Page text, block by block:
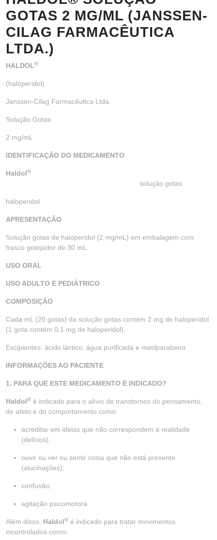
GOTAS 2 MG/ML (JANSSEN-
CILAG FARMACÊUTICA
LTDA.)
HALDOL®
(haloperidol)
Janssen-Cilag Farmacêutica Ltda.
Solução Gotas
2 mg/mL
IDENTIFICAÇÃO DO MEDICAMENTO
Haldol®
solução gotas
haloperidol
APRESENTAÇÃO
Solução gotas de haloperidol (2 mg/mL) em embalagem com
frasco gotejador de 30 mL.
USO ORAL
USO ADULTO E PEDIÁTRICO
COMPOSIÇÃO
Cada mL (20 gotas) da solução gotas contém 2 mg de haloperidol
(1 gota contém 0,1 mg de haloperidol).
Excipientes: ácido láctico, água purificada e metilparabeno.
INFORMAÇÕES AO PACIENTE
1. PARA QUE ESTE MEDICAMENTO É INDICADO?
Haldol® é indicado para o alívio de transtornos do pensamento,
de afeto e do comportamento como:
acreditar em ideias que não correspondem à realidade
(delírios);
ouvir ou ver ou sentir coisa que não está presente
(alucinações);
confusão;
agitação psicomotora.
Além disso, Haldol® é indicado para tratar movimentos
incontrolados como: